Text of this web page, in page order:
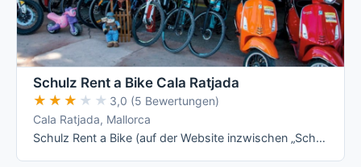
Schulz Rent a Bike Cala Ratjada
★★★★★
★★★★★ 3,0 (5 Bewertungen)
Cala Ratjada, Mallorca
Schulz Rent a Bike (auf der Website inzwischen „Schulz & Junior") ist ein Familienbetrieb mit zwei Läden in Cala Ratjada, der neben …